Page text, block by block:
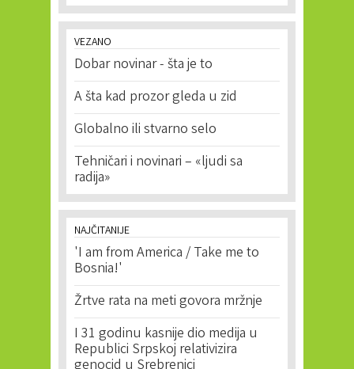
VEZANO
Dobar novinar - šta je to
A šta kad prozor gleda u zid
Globalno ili stvarno selo
Tehničari i novinari – «ljudi sa
radija»
NAJČITANIJE
'I am from America / Take me to
Bosnia!'
Žrtve rata na meti govora mržnje
I 31 godinu kasnije dio medija u
Republici Srpskoj relativizira